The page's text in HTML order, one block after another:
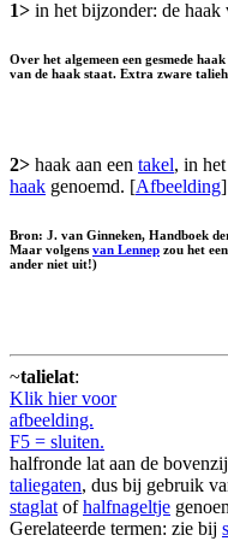
1> in het bijzonder: de haak
Over het algemeen een gesmede
van de haak staat. Extra zware
2> haak aan een takel, in
haak genoemd. [Afbeelding]
Bron: J. van Ginneken, Handboek
Maar volgens van Lennep zou het een
ander niet uit!)
~talielat:
Klik hier voor
afbeelding.
F5 = sluiten.
halfronde lat aan de
taliegaten, dus bij gebruik
staglat ofhalfnageltje
Gerelateerde termen: zie bij